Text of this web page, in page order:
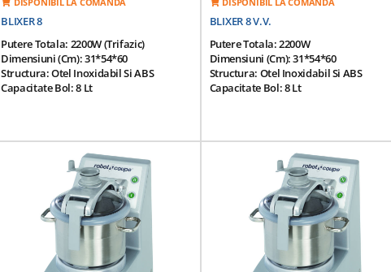
BLIXER 8
Putere Totala: 2200W (trifazic)
Dimensiuni (cm): 31*54*60
Structura: Otel Inoxidabil Si ABS
Capacitate Bol: 8 Lt
Tensiune De Alimentare: 380V/50Hz
Motor Cu Inductie: Sistem Magnetic De
Siguranta Si Frana De Motor
Contine: Bol Din Otel Inoxidabil; Capac
Sigilat Echipat Cu Un Bol Si O
Razatoare; Bol Cu Capacitate Mare
Pentru Lichide;ansamblu 2 Cutite Cu
Lama Zimtata Fin.
Greutate: 47 Kg
BLIXER 8 V.V.
Putere Totala: 2200W
Dimensiuni (cm): 31*54*60
Structura: Otel Inoxidabil Si ABS
Capacitate Bol: 8 Lt
Tensiune De Alimentare: 220V/50Hz
Motor Cu Inductie: Sistem Magnetic De
Siguranta Si Frana De Motor
Contine: Bol Din Otel Inoxidabil
Detasabil; Capac Sigilat Echipat Cu Un
Bol Si O Razatoare; Bol Cu Capacitate
Mare Pentru Lichide;ansamblu Cutit Cu
2 Lame Zimtate Fin.
Greutate: 48 Kg